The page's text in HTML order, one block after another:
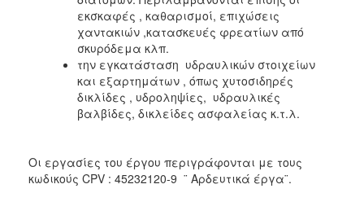
2018
2017
2016
2015
2013
εκσκαφές , καθαρισμοί, επιχώσεις
χαντακιών ,κατασκευές φρεατίων από
σκυρόδεμα κλπ.
την εγκατάσταση υδραυλικών στοιχείων
και εξαρτημάτων , όπως χυτοσιδηρές
δικλίδες , υδροληψίες, υδραυλικές
βαλβίδες, δικλείδες ασφαλείας κ.τ.λ.
Οι εργασίες του έργου περιγράφονται με τους
κωδικούς CPV : 45232120-9 ¨ Αρδευτικά έργα¨.